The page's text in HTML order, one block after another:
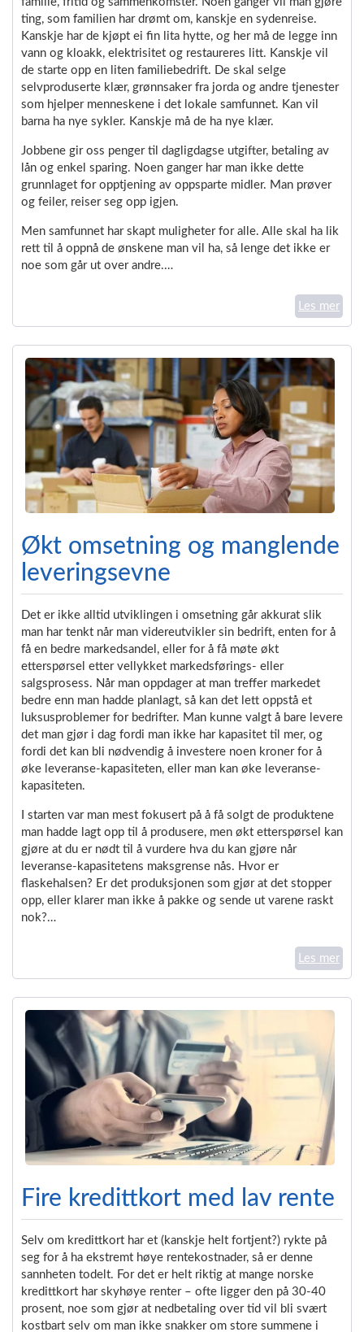
ting, som familien har drømt om, kanskje en sydenreise.
Kanskje har de kjøpt ei fin lita hytte, og her må de legge inn
vann og kloakk, elektrisitet og restaureres litt. Kanskje vil
de starte opp en liten familiebedrift. De skal selge
selvproduserte klær, grønnsaker fra jorda og andre tjenester
som hjelper menneskene i det lokale samfunnet. Kan vil
barna ha nye sykler. Kanskje må de ha nye klær.
Jobbene gir oss penger til dagligdagse utgifter, betaling av
lån og enkel sparing. Noen ganger har man ikke dette
grunnlaget for opptjening av oppsparte midler. Man prøver
og feiler, reiser seg opp igjen.
Men samfunnet har skapt muligheter for alle. Alle skal ha lik
rett til å oppnå de ønskene man vil ha, så lenge det ikke er
noe som går ut over andre.…
Les mer
Økt omsetning og manglende
leveringsevne
Det er ikke alltid utviklingen i omsetning går akkurat slik
man har tenkt når man videreutvikler sin bedrift, enten for å
få en bedre markedsandel, eller for å få møte økt
etterspørsel etter vellykket markedsførings- eller
salgsprosess. Når man oppdager at man treffer markedet
bedre enn man hadde planlagt, så kan det lett oppstå et
luksusproblemer for bedrifter. Man kunne valgt å bare levere
det man gjør i dag fordi man ikke har kapasitet til mer, og
fordi det kan bli nødvendig å investere noen kroner for å
øke leveranse-kapasiteten, eller man kan øke leveranse-
kapasiteten.
I starten var man mest fokusert på å få solgt de produktene
man hadde lagt opp til å produsere, men økt etterspørsel kan
gjøre at du er nødt til å vurdere hva du kan gjøre når
leveranse-kapasitetens maksgrense nås. Hvor er
flaskehalsen? Er det produksjonen som gjør at det stopper
opp, eller klarer man ikke å pakke og sende ut varene raskt
nok?…
Les mer
Fire kredittkort med lav rente
Selv om kredittkort har et (kanskje helt fortjent?) rykte på
seg for å ha ekstremt høye rentekostnader, så er denne
sannheten todelt. For det er helt riktig at mange norske
kredittkort har skyhøye renter – ofte ligger den på 30-40
prosent, noe som gjør at nedbetaling over tid vil bli svært
kostbart selv om man ikke snakker om store summene i